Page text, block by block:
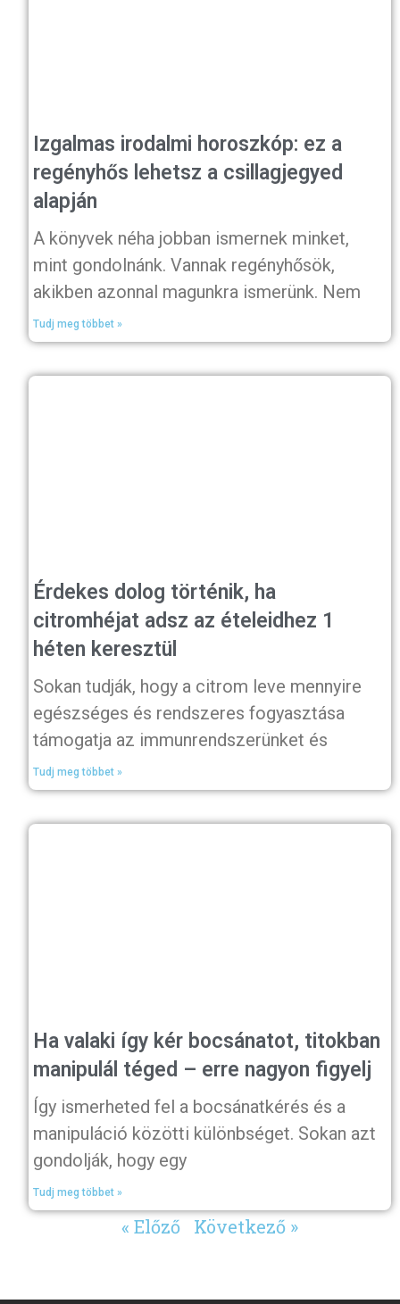
Izgalmas irodalmi horoszkóp: ez a
regényhős lehetsz a csillagjegyed
alapján
A könyvek néha jobban ismernek minket,
mint gondolnánk. Vannak regényhősök,
akikben azonnal magunkra ismerünk. Nem
Tudj meg többet »
Érdekes dolog történik, ha
citromhéjat adsz az ételeidhez 1
héten keresztül
Sokan tudják, hogy a citrom leve mennyire
egészséges és rendszeres fogyasztása
támogatja az immunrendszerünket és
Tudj meg többet »
Ha valaki így kér bocsánatot, titokban
manipulál téged – erre nagyon figyelj
Így ismerheted fel a bocsánatkérés és a
manipuláció közötti különbséget. Sokan azt
gondolják, hogy egy
Tudj meg többet »
« Előző Következő »